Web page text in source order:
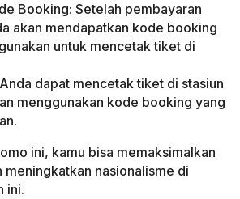
Booking: Setelah pembayaran
akan mendapatkan kode booking
untuk mencetak tiket di
dapat mencetak tiket di stasiun
menggunakan kode booking yang
ini, kamu bisa memaksimalkan
nasionalisme di
ini.